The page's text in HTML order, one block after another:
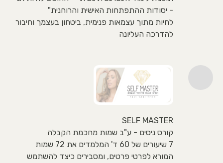
- יסודות ההתפתחות האישית והרוחנית"
לחיות מתוך עצמאות פנימית, ביטחון בעצמך וחיבור
להדרכה העליונה
SELF MASTER
קורס ניסים - ע"ב שמות מחכמת הקבלה
7 שיעורים של 60 ד' המלמדים את 72 שמות
המורא לפרטי פרטים, ומסבירים כיצד להשתמש